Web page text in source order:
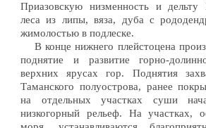
Приазовскую низменность и дельту
леса из липы, вяза, дуба с
жимолостью в подлеске.
В конце нижнего плейстоцена
поднятие и развитие горно-
верхних ярусах гор. Поднятия
Таманского полуострова, ранее
на отдельных участках суши
низкогорный рельеф. На участках,